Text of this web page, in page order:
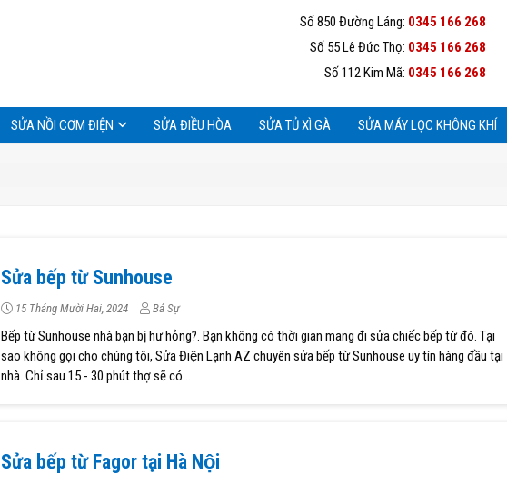
Số 850 Đường Láng: 0345 166 268
Số 55 Lê Đức Thọ: 0345 166 268
Số 112 Kim Mã: 0345 166 268
SỬA NỒI CƠM ĐIỆN SỬA ĐIỀU HÒA SỬA TỦ XÌ GÀ SỬA MÁY LỌC KHÔNG KHÍ
Sửa bếp từ Sunhouse
15 Tháng Mười Hai, 2024 Bá Sự
Bếp từ Sunhouse nhà bạn bị hư hỏng?. Bạn không có thời gian mang đi sửa chiếc bếp từ đó. Tại
sao không gọi cho chúng tôi, Sửa Điện Lạnh AZ chuyên sửa bếp từ Sunhouse uy tín hàng đầu tại
nhà. Chỉ sau 15 - 30 phút thợ sẽ có...
Sửa bếp từ Fagor tại Hà Nội